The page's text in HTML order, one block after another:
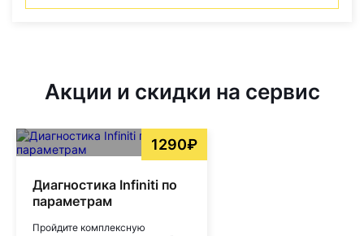
Акции и скидки на сервис
1290₽
Диагностика Infiniti по
параметрам
Пройдите комплексную